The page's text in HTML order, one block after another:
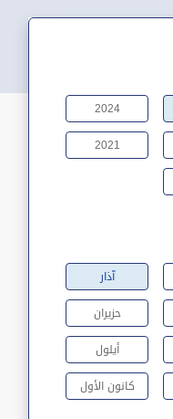
2024
2021
آذار
حزيران
أيلول
كانون الأول